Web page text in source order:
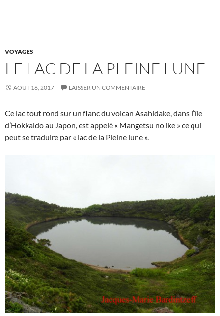
VOYAGES
LE LAC DE LA PLEINE LUNE
AOÛT 16, 2017 LAISSER UN COMMENTAIRE
Ce lac tout rond sur un flanc du volcan Asahidake, dans l’île
d’Hokkaido au Japon, est appelé « Mangetsu no ike » ce qui
peut se traduire par « lac de la Pleine lune ».